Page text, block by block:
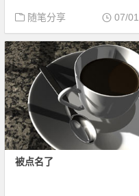
随笔分享 07/01
被点名了